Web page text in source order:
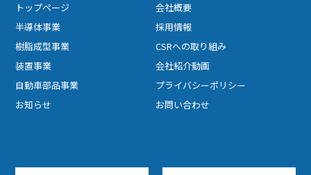
トップページ
会社概要
半導体事業
採用情報
樹脂成型事業
CSRへの取り組み
装置事業
会社紹介動画
自動車部品事業
プライバシーポリシー
お知らせ
お問い合わせ